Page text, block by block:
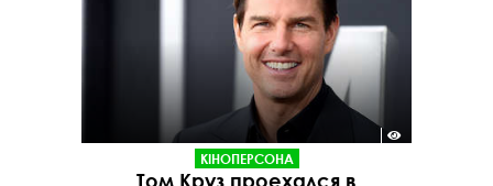
КІНОПЕРСОНА
Том Круз проехался в